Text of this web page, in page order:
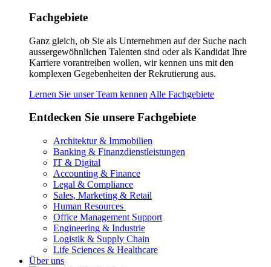
Fachgebiete
Ganz gleich, ob Sie als Unternehmen auf der Suche nach
aussergewöhnlichen Talenten sind oder als Kandidat Ihre
Karriere vorantreiben wollen, wir kennen uns mit den
komplexen Gegebenheiten der Rekrutierung aus.
Lernen Sie unser Team kennen Alle Fachgebiete
Entdecken Sie unsere Fachgebiete
Architektur & Immobilien
Banking & Finanzdienstleistungen
IT & Digital
Accounting & Finance
Legal & Compliance
Sales, Marketing & Retail
Human Resources
Office Management Support
Engineering & Industrie
Logistik & Supply Chain
Life Sciences & Healthcare
Über uns